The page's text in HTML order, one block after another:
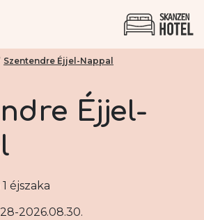
Szentendre Éjjel-Nappal
Éjjel-
éjszaka
2026.08.30.